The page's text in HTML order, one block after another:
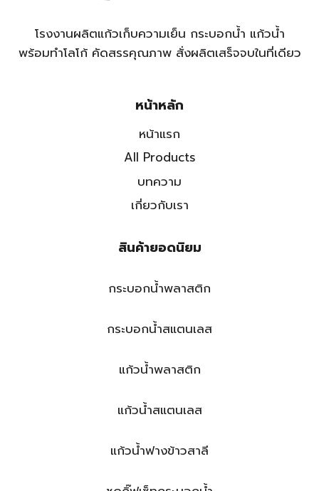
โรงงานผลิตแก้วเก็บความเย็น กระบอกน้ำ แก้วน้ำ
พร้อมทำโลโก้ คัดสรรคุณภาพ สั่งผลิตเสร็จจบในที่เดียว
หน้าหลัก
หน้าแรก
All Products
บทความ
เกี่ยวกับเรา
สินค้ายอดนิยม
กระบอกน้ำพลาสติก
กระบอกน้ำสแตนเลส
แก้วน้ำพลาสติก
แก้วน้ำสแตนเลส
แก้วน้ำฟางข้าวสาลี